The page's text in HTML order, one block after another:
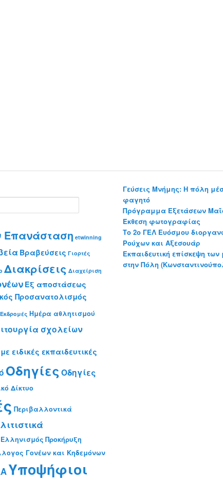
Επανάσταση etwinning
Βραβεύσεις Γιορτές
Διακρίσεις Διαχείριση
Εξ αποστάσεως
Προσανατολισμός
Ημέρα αθλητισμού
σχολείων
ειδικές εκπαιδευτικές
Οδηγίες Οδηγίες
Δίκτυο
Περιβαλλοντικά
Προκήρυξη
Γονέων και Κηδεμόνων
Υποψήφιοι
Γεύσεις Μνήμης: Η πόλη
φαγητό
Πρόγραμμα Εξετάσεων
Έκθεση φωτογραφίας
Το 2o ΓΕΛ Ευόσμου
Ρούχων και Αξεσουάρ
Εκπαιδευτική επίσκεψη
στην Πόλη